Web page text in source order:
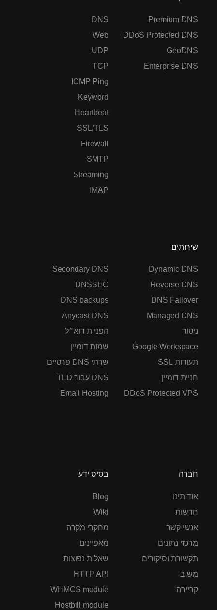
Premium DNS
DDoS Protected DNS
GeoDNS
Enterprise DNS
DNS
Web
UDP
TCP
ICMP Ping
Keyword
Heartbeat
SSL/TLS
Firewall
SMTP
Streaming
IMAP
שירותים
Dynamic DNS
Reverse DNS
DNS Failover
Managed DNS
ניטור
Google Workspace
תעודות SSL
חניית דומיין
DDoS Protected VPS
Secondary DNS
DNSSEC
DNS backups
Anycast DNS
הפניית דוא״ל
שמות דומיין
שרתי DNS פרטיים
DNS עבור TLD
Email Hosting
חברה
אודותינו
חדשות
אנשי קשר
מרכזי נתונים
תקשורת וסיקורים
משוב
קריירה
בסיס ידע
Blog
Wiki
מחקרי מקרה
מאפיינים
שאלות נפוצות
HTTP API
WHMCS module
Hostbill module